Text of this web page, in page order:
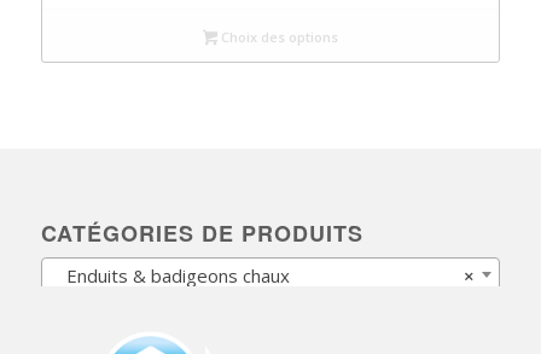
30,80 €
Choix des options
CATÉGORIES DE PRODUITS
×
Enduits & badigeons chaux